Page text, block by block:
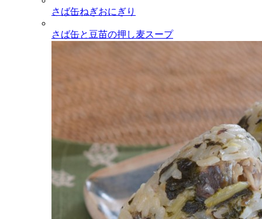
さば缶ねぎおにぎり
さば缶と豆苗の押し麦スープ